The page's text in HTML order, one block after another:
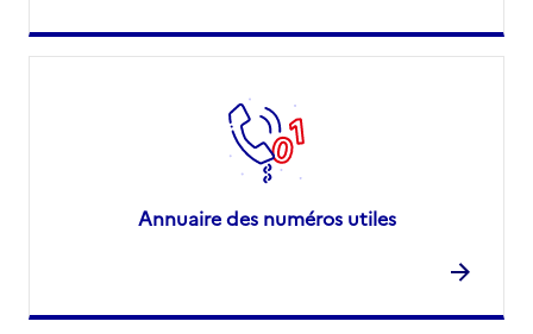
Annuaire des numéros utiles